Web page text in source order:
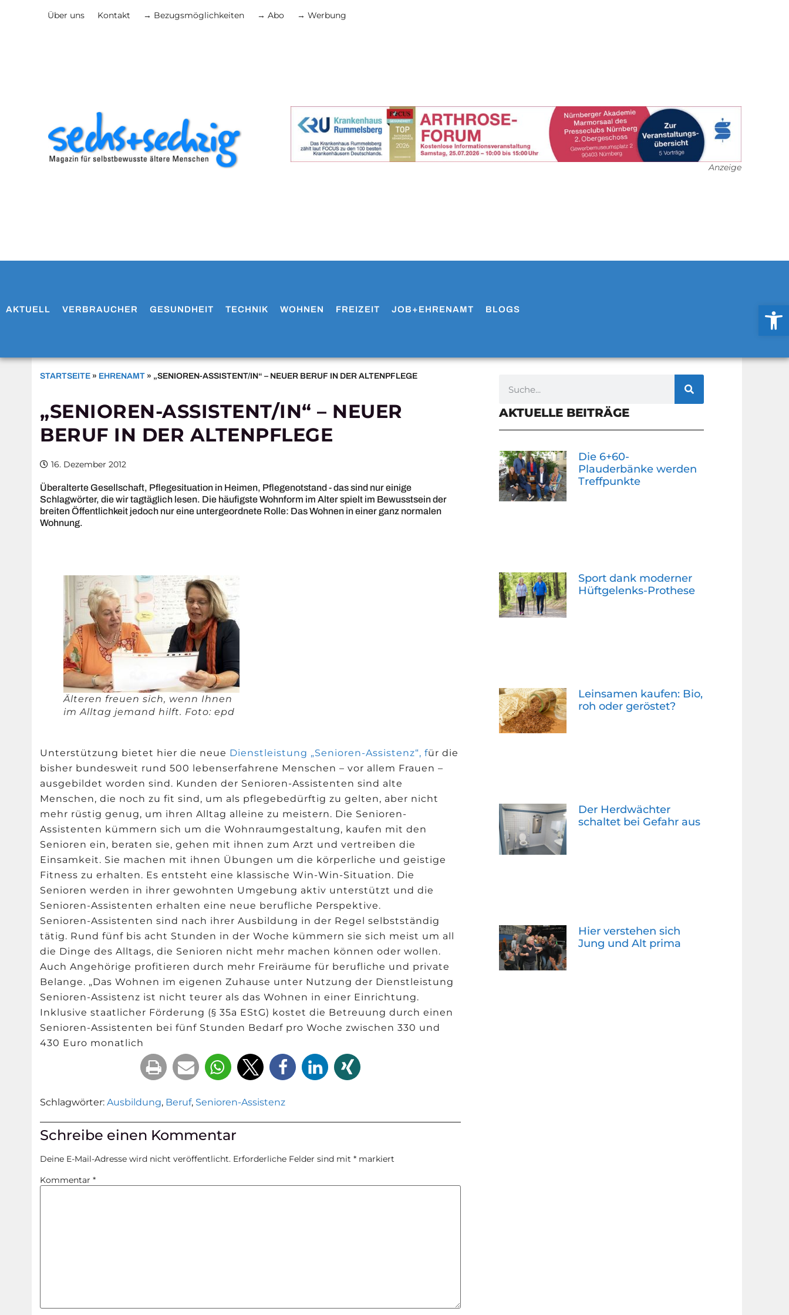
Über uns Kontakt → Bezugsmöglichkeiten → Abo → Werbung
Anzeige
AKTUELL VERBRAUCHER GESUNDHEIT TECHNIK WOHNEN FREIZEIT JOB+EHRENAMT BLOGS
STARTSEITE » EHRENAMT » „SENIOREN-ASSISTENT/IN“ – NEUER BERUF IN DER ALTENPFLEGE
„SENIOREN-ASSISTENT/IN“ – NEUER
BERUF IN DER ALTENPFLEGE
16. Dezember 2012
Überalterte Gesellschaft, Pflegesituation in Heimen, Pflegenotstand - das sind nur einige
Schlagwörter, die wir tagtäglich lesen. Die häufigste Wohnform im Alter spielt im Bewusstsein der
breiten Öffentlichkeit jedoch nur eine untergeordnete Rolle: Das Wohnen in einer ganz normalen
Wohnung.
Älteren freuen sich, wenn Ihnen
im Alltag jemand hilft. Foto: epd
Unterstützung bietet hier die neue Dienstleistung „Senioren-Assistenz“, für die
bisher bundesweit rund 500 lebenserfahrene Menschen – vor allem Frauen –
ausgebildet worden sind. Kunden der Senioren-Assistenten sind alte
Menschen, die noch zu fit sind, um als pflegebedürftig zu gelten, aber nicht
mehr rüstig genug, um ihren Alltag alleine zu meistern. Die Senioren-
Assistenten kümmern sich um die Wohnraumgestaltung, kaufen mit den
Senioren ein, beraten sie, gehen mit ihnen zum Arzt und vertreiben die
Einsamkeit. Sie machen mit ihnen Übungen um die körperliche und geistige
Fitness zu erhalten. Es entsteht eine klassische Win-Win-Situation. Die
Senioren werden in ihrer gewohnten Umgebung aktiv unterstützt und die
Senioren-Assistenten erhalten eine neue berufliche Perspektive.
Senioren-Assistenten sind nach ihrer Ausbildung in der Regel selbstständig
tätig. Rund fünf bis acht Stunden in der Woche kümmern sie sich meist um all
die Dinge des Alltags, die Senioren nicht mehr machen können oder wollen.
Auch Angehörige profitieren durch mehr Freiräume für berufliche und private
Belange. „Das Wohnen im eigenen Zuhause unter Nutzung der Dienstleistung
Senioren-Assistenz ist nicht teurer als das Wohnen in einer Einrichtung.
Inklusive staatlicher Förderung (§ 35a EStG) kostet die Betreuung durch einen
Senioren-Assistenten bei fünf Stunden Bedarf pro Woche zwischen 330 und
430 Euro monatlich
Schlagwörter:Ausbildung, Beruf, Senioren-Assistenz
Schreibe einen Kommentar
Deine E-Mail-Adresse wird nicht veröffentlicht. Erforderliche Felder sind mit* markiert
Kommentar*
AKTUELLE BEITRÄGE
Die 6+60-
Plauderbänke werden
Treffpunkte
Sport dank moderner
Hüftgelenks-Prothese
Leinsamen kaufen: Bio,
roh oder geröstet?
Der Herdwächter
schaltet bei Gefahr aus
Hier verstehen sich
Jung und Alt prima